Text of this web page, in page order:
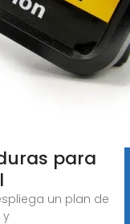
para
un plan de
y